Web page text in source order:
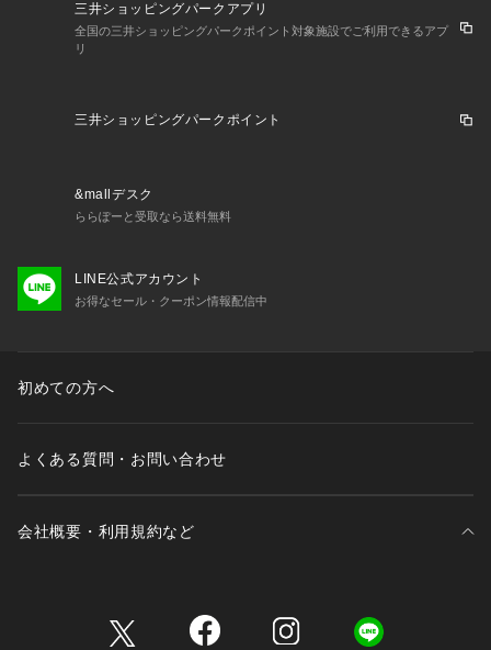
三井ショッピングパークアプリ
全国の三井ショッピングパークポイント対象施設でご利用できるアプ
リ
三井ショッピングパークポイント
&mallデスク
ららぽーと受取なら送料無料
LINE公式アカウント
お得なセール・クーポン情報配信中
初めての方へ
よくある質問・お問い合わせ
会社概要・利用規約など